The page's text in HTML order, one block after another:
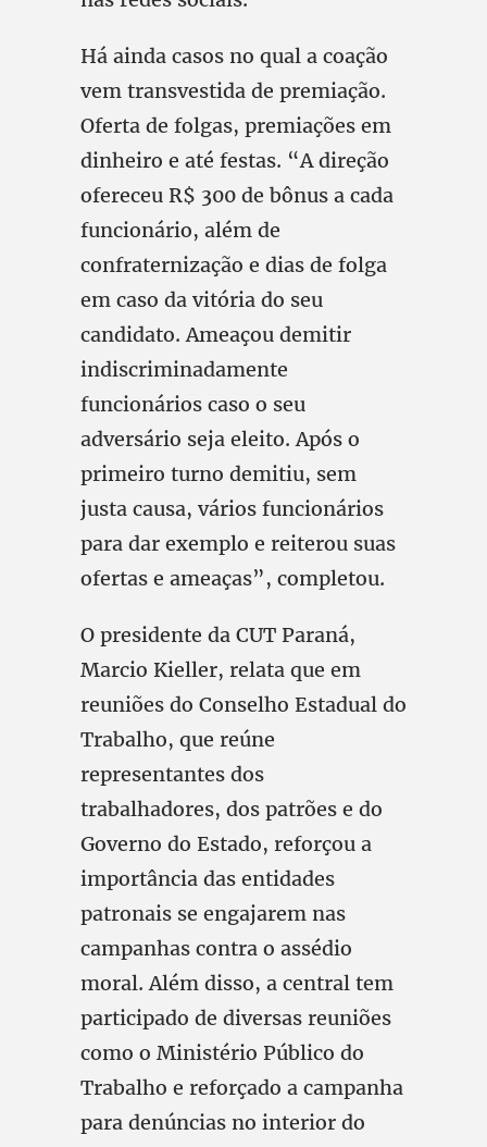
Há ainda casos no qual a coação
vem transvestida de premiação.
Oferta de folgas, premiações em
dinheiro e até festas. “A direção
ofereceu R$ 300 de bônus a cada
funcionário, além de
confraternização e dias de folga
em caso da vitória do seu
candidato. Ameaçou demitir
indiscriminadamente
funcionários caso o seu
adversário seja eleito. Após o
primeiro turno demitiu, sem
justa causa, vários funcionários
para dar exemplo e reiterou suas
ofertas e ameaças”, completou.
O presidente da CUT Paraná,
Marcio Kieller, relata que em
reuniões do Conselho Estadual do
Trabalho, que reúne
representantes dos
trabalhadores, dos patrões e do
Governo do Estado, reforçou a
importância das entidades
patronais se engajarem nas
campanhas contra o assédio
moral. Além disso, a central tem
participado de diversas reuniões
como o Ministério Público do
Trabalho e reforçado a campanha
para denúncias no interior do